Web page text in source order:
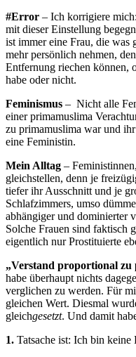
#Error – Ich korrigiere
mit dieser Einstellung
ist immer eine Frau, die was
mehr persönlich nehmen,
Entfernung riechen können,
habe oder nicht.
Feminismus – Nicht alle
einer primamuslima
zu primamuslima war und
eine Feministin.
Mein Alltag –
gleichstellen, denn je
tiefer ihr Ausschnitt und je
Schlafzimmers, umso
abhängiger und dominierter
Solche Frauen sind faktisch
eigentlich nur Prostituierte
„Verstand proportional zu
habe überhaupt nichts
verglichen zu werden. Für
gleichen Wert. Diesmal
gleichgesetzt. Und damit
1. Tatsache ist: Ich bin keine